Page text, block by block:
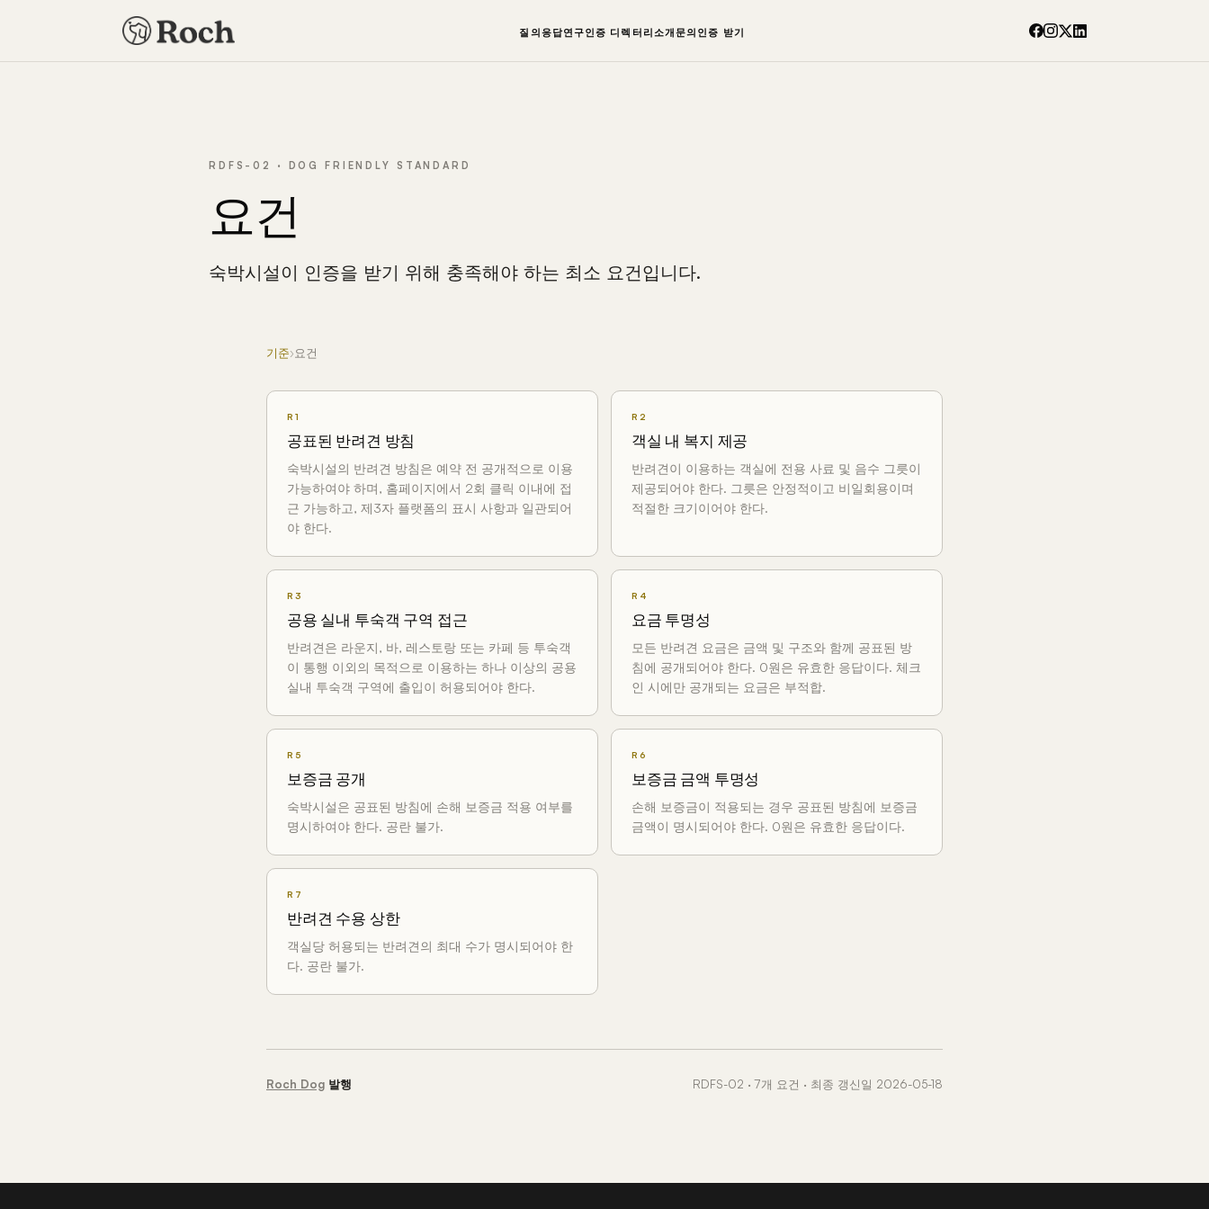
질의응답연구인증 디렉터리 소개문의 인증 받기
RDFS-02 · DOG FRIENDLY STANDARD
요건
숙박시설이 인증을 받기 위해 충족해야 하는 최소 요건입니다.
기준›요건
R1
공표된 반려견 방침
숙박시설의 반려견 방침은 예약 전 공개적으로 이용
가능하여야 하며, 홈페이지에서 2회 클릭 이내에 접
근 가능하고, 제3자 플랫폼의 표시 사항과 일관되어
야 한다.
R2
객실 내 복지 제공
반려견이 이용하는 객실에 전용 사료 및 음수 그릇이
제공되어야 한다. 그릇은 안정적이고 비일회용이며
적절한 크기이어야 한다.
R3
공용 실내 투숙객 구역 접근
반려견은 라운지, 바, 레스토랑 또는 카페 등 투숙객
이 통행 이외의 목적으로 이용하는 하나 이상의 공용
실내 투숙객 구역에 출입이 허용되어야 한다.
R4
요금 투명성
모든 반려견 요금은 금액 및 구조와 함께 공표된 방
침에 공개되어야 한다. 0원은 유효한 응답이다. 체크
인 시에만 공개되는 요금은 부적합.
R5
보증금 공개
숙박시설은 공표된 방침에 손해 보증금 적용 여부를
명시하여야 한다. 공란 불가.
R6
보증금 금액 투명성
손해 보증금이 적용되는 경우 공표된 방침에 보증금
금액이 명시되어야 한다. 0원은 유효한 응답이다.
R7
반려견 수용 상한
객실당 허용되는 반려견의 최대 수가 명시되어야 한
다. 공란 불가.
Roch Dog 발행 RDFS-02 · 7개 요건 · 최종 갱신일 2026-05-18